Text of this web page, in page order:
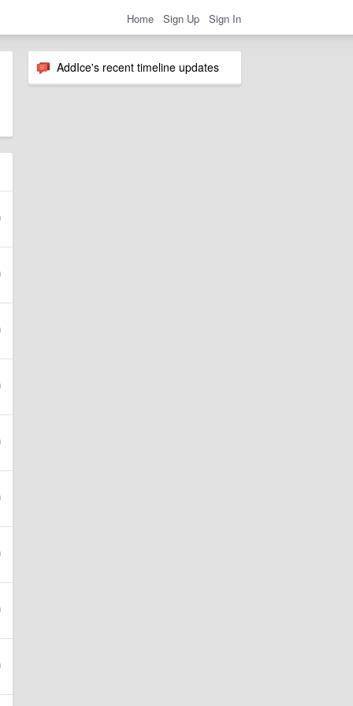
Home Sign Up Sign In
AddIce's recent timeline updates